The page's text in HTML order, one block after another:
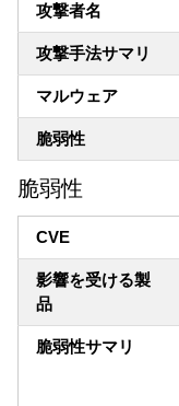
攻撃者名
攻撃手法サマリ
マルウェア
脆弱性
脆弱性
CVE
影響を受ける製
品
脆弱性サマリ